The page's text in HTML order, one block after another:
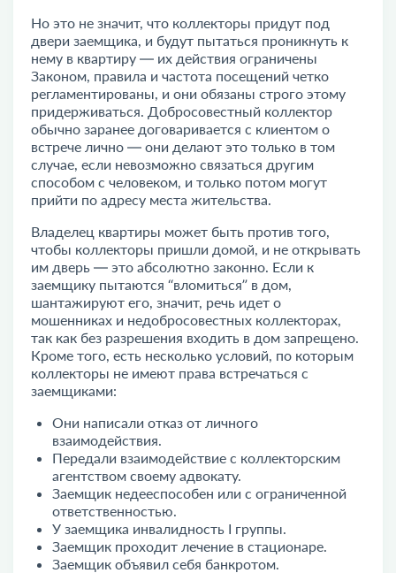
Но это не значит, что коллекторы придут под
двери заемщика, и будут пытаться проникнуть к
нему в квартиру — их действия ограничены
Законом, правила и частота посещений четко
регламентированы, и они обязаны строго этому
придерживаться. Добросовестный коллектор
обычно заранее договаривается с клиентом о
встрече лично — они делают это только в том
случае, если невозможно связаться другим
способом с человеком, и только потом могут
прийти по адресу места жительства.
Владелец квартиры может быть против того,
чтобы коллекторы пришли домой, и не открывать
им дверь — это абсолютно законно. Если к
заемщику пытаются “вломиться” в дом,
шантажируют его, значит, речь идет о
мошенниках и недобросовестных коллекторах,
так как без разрешения входить в дом запрещено.
Кроме того, есть несколько условий, по которым
коллекторы не имеют права встречаться с
заемщиками:
Они написали отказ от личного
взаимодействия.
Передали взаимодействие с коллекторским
агентством своему адвокату.
Заемщик недееспособен или с ограниченной
ответственностью.
У заемщика инвалидность I группы.
Заемщик проходит лечение в стационаре.
Заемщик объявил себя банкротом.